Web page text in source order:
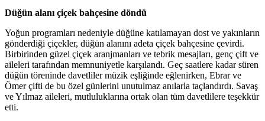
Düğün alanı çiçek bahçesine döndü
Yoğun programları nedeniyle düğüne katılamayan dost ve yakınların
gönderdiği çiçekler, düğün alanını adeta çiçek bahçesine çevirdi.
Birbirinden güzel çiçek aranjmanları ve tebrik mesajları, genç çift ve
aileleri tarafından memnuniyetle karşılandı. Geç saatlere kadar süren
düğün töreninde davetliler müzik eşliğinde eğlenirken, Ebrar ve
Ömer çifti de bu özel günlerini unutulmaz anılarla taçlandırdı. Savaş
ve Yılmaz aileleri, mutluluklarına ortak olan tüm davetlilere teşekkür
etti.